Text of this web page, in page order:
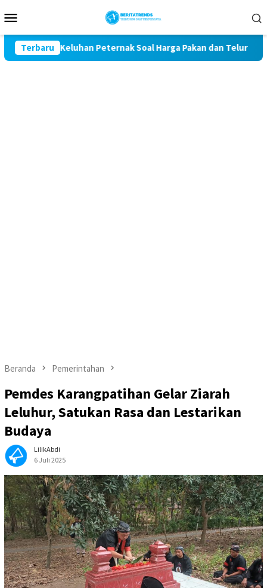
ke
Mobile
Terbaru
Kawal Keluhan Peternak Soal Harga Pakan dan Telur
Beranda Pemerintahan
Pemdes Karangpatihan Gelar Ziarah
Leluhur, Satukan Rasa dan Lestarikan
Budaya
LilikAbdi
6 Juli 2025